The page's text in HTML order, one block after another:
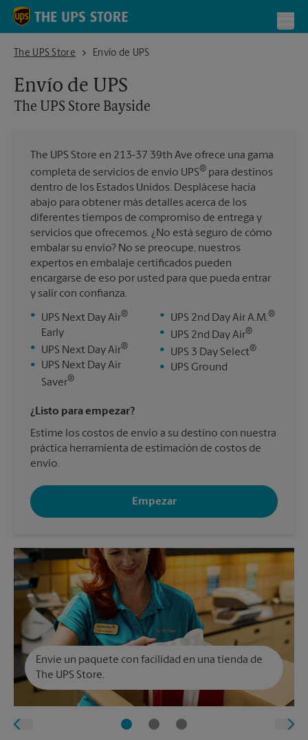
Skip to content
Return to Nav
The UPS Store
The UPS Store BaysideEnvío de UPS
Envío de UPS
The UPS Store Bayside
The UPS Store en 213-37 39th Ave ofrece una gama
completa de servicios de envío UPS® para destinos
dentro de los Estados Unidos. Desplácese hacia
abajo para obtener más detalles acerca de los
diferentes tiempos de compromiso de entrega y
servicios que ofrecemos. ¿No está seguro de cómo
embalar su envío? No se preocupe, nuestros
expertos en embalaje certificados pueden
encargarse de eso por usted para que pueda entrar
y salir con confianza.
•
UPS Next Day Air®
Early
•
UPS Next Day Air®
•
UPS Next Day Air
Saver®
• UPS 2nd Day Air A.M.®
• UPS 2nd Day Air®
• UPS 3 Day Select®
• UPS Ground
¿Listo para empezar?
Estime los costos de envío a su destino con nuestra
práctica herramienta de estimación de costos de
envío.
Empezar
Envíe un paquete con facilidad en una tienda de
The UPS Store.